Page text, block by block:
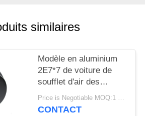
similaires
Modèle en aluminium
2E7*7 de voiture de
soufflet d'air des
ressorts pneumatiques
de camion 2S120-17
Price is Negotiable MOQ:1 PC
CONTACT